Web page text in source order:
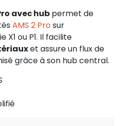
avec hub permet de
AMS 2 Prosur
ou P1. Il facilite
et assure un flux de
grâce à son hub central.